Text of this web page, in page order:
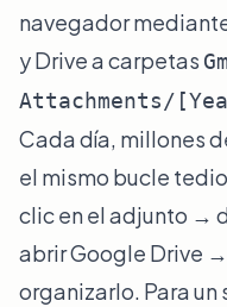
navegador
y Drive a carpetas
Attachments/
Cada día, millones
el mismo bucle
clic en el adjunto →
abrir Google Drive
organizarlo. Para un